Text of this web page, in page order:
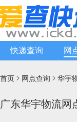
快递查询 网
首页  网点查询  华宇
广东华宇物流网